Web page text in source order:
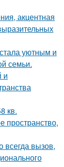
акцентная
уютным и
семьи.
и
кв.
пространство,
всегда вызов,